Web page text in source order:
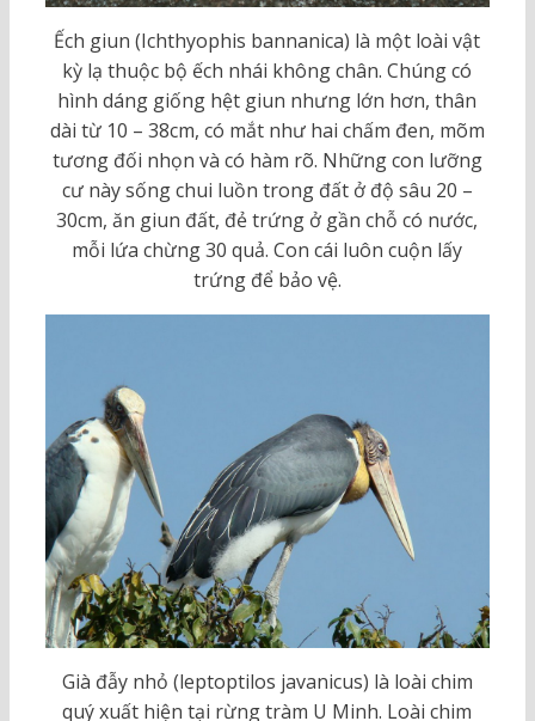
Ếch giun (Ichthyophis bannanica) là một loài vật
kỳ lạ thuộc bộ ếch nhái không chân. Chúng có
hình dáng giống hệt giun nhưng lớn hơn, thân
dài từ 10 – 38cm, có mắt như hai chấm đen, mõm
tương đối nhọn và có hàm rõ. Những con lưỡng
cư này sống chui luồn trong đất ở độ sâu 20 –
30cm, ăn giun đất, đẻ trứng ở gần chỗ có nước,
mỗi lứa chừng 30 quả. Con cái luôn cuộn lấy
trứng để bảo vệ.
Già đẫy nhỏ (leptoptilos javanicus) là loài chim
quý xuất hiện tại rừng tràm U Minh. Loài chim